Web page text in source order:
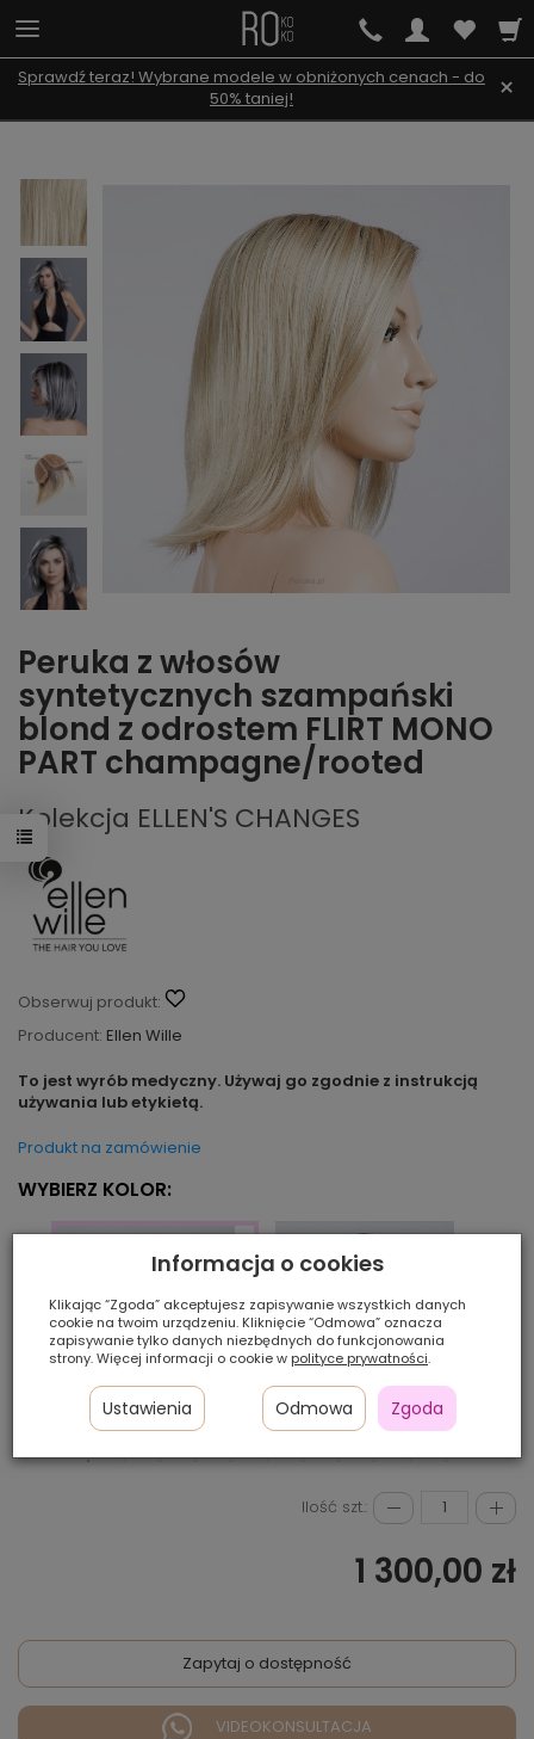
Sprawdź teraz! Wybrane modele w obniżonych cenach - do
50% taniej!
×
Peruka z włosów
syntetycznych szampański
blond z odrostem FLIRT MONO
PART champagne/rooted
Kolekcja ELLEN'S CHANGES
Obserwuj produkt:
Producent: Ellen Wille
To jest wyrób medyczny. Używaj go zgodnie z instrukcją
używania lub etykietą.
Produkt na zamówienie
WYBIERZ KOLOR:
champagne rooted
chocolate rooted
Ilość szt.:
1 300,00 zł
Zapytaj o dostępność
VIDEOKONSULTACJA
Informacja o cookies
Klikając “Zgoda” akceptujesz zapisywanie wszystkich danych
cookie na twoim urządzeniu. Kliknięcie “Odmowa” oznacza
zapisywanie tylko danych niezbędnych do funkcjonowania
strony. Więcej informacji o cookie w polityce prywatności.
Ustawienia Odmowa Zgoda